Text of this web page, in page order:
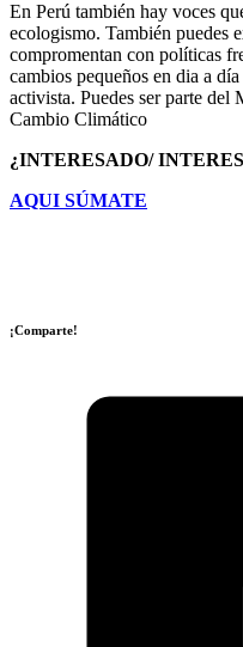
En Perú también hay voces
ecologismo. También puedes
compromentan con políticas
cambios pequeños en dia a
activista. Puedes ser parte
Cambio Climático
¿INTERESADO/
AQUI SÚMATE
¡Comparte!